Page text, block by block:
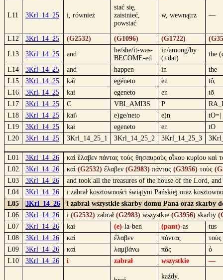
L11 3Krl_14_25 i, również
stać się,
zaistnieć,
powstać
w, wewnątrz —
L12 3Krl_14_25 (G2532) (G1096) (G1722)
L13 3Krl_14_25 and
he/she/it-was-
BECOME-ed
in/among/by
(+dat)
the
L14 3Krl_14_25 and happen in
the
L15
3Krl_14_25 kaì egéneto en
tôᵢ
L16
3Krl_14_25 kai egeneto en
tō
L17
3Krl_14_25 C VBI_AMI3S P
L18
3Krl_14_25 kai\ e)ge/neto e)n
tO=|
L19
3Krl_14_25 kai egeneto en
tO
L20
3Krl_14_25 3Krl_14_25_1 3Krl_14_25_2 3Krl_14_25_3
L01 3Krl_14_26
καὶ ἔλαβεν πάντας τοὺς θησαυροὺς οἴκου κυρίου
L02
3Krl_14_26 καὶ (G2532) ἔλαβεν (G2983) πάντας (G3956) τοὺς
L03
3Krl_14_26
and took all the treasures of the house of the Lord,
L04
3Krl_14_26
i zabrał kosztowności świątyni Pańskiej oraz
L05
3Krl_14_26
i zabrał wszystkie skarby domu Pana oraz skarby
L06
3Krl_14_26 i (G2532) zabrał (G2983) wszystkie (G3956) skarby
L07
3Krl_14_26 kai (e)-la-ben (pant)-as
tus
L08
3Krl_14_26 καὶ ἔλαβεν πάντας
τοὺς
L09
3Krl_14_26 καί λαμβάνω πᾶς
ὁ
L10
3Krl_14_26 i zabrał wszystkie —
każdy,